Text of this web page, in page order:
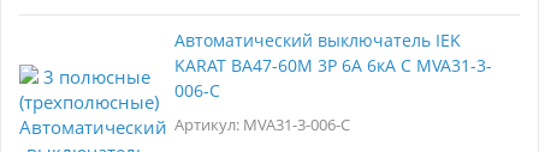
распределительных устройствах жилых и
общественных зданий.
Преимущества: надежная защита, высокая
устойчивость к перегрузкам, простота
установки и эксплуатации.
Автоматический выключатель IEK
KARAT ВА47-60M 3Р 6А 6кА С MVA31-3-
006-C
Артикул: MVA31-3-006-C